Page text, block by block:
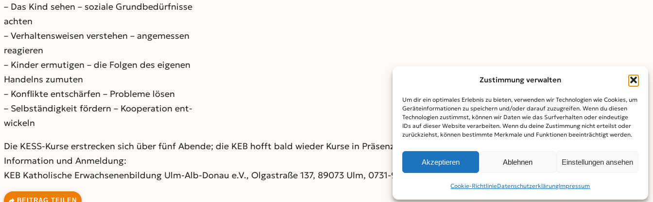
Zustimmung verwalten
Um dir ein optimales Erlebnis zu bieten, verwenden wir Technologien wie Cookies, um
Geräteinformationen zu speichern und/oder darauf zuzugreifen. Wenn du diesen
Technologien zustimmst, können wir Daten wie das Surfverhalten oder eindeutige
IDs auf dieser Website verarbeiten. Wenn du deine Zustimmung nicht erteilst oder
zurückziehst, können bestimmte Merkmale und Funktionen beeinträchtigt werden.
Akzeptieren Ablehnen Einstellungen ansehen
Cookie-RichtlinieDatenschutz­erklärungImpressum
– Das Kind sehen – soziale Grundbedürfnisse
achten
– Verhaltensweisen verstehen – angemessen
reagieren
– Kinder ermutigen – die Folgen des eigenen
Handelns zumuten
– Konflikte entschärfen – Probleme lösen
– Selbständigkeit fördern – Kooperation ent-
wickeln
Die KESS-Kurse erstrecken sich über fünf Abende; die KEB hofft bald wieder Kurse in Präsenz anbieten zu können.
Information und Anmeldung:
KEB Katholische Erwachsenenbildung Ulm-Alb-Donau e.V., Olgastraße 137, 89073 Ulm, 0731-92060-20 – keb.ulm@drs.de – www.
BEITRAG TEILEN